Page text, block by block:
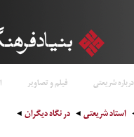
درباره شریعتی فیلم و تصاویر
استاد شریعتی در نگاه دیگران